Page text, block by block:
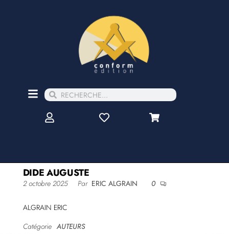
DIDE AUGUSTE
2 octobre 2025 Par ERIC ALGRAIN 0
ALGRAIN ERIC
Catégorie AUTEURS